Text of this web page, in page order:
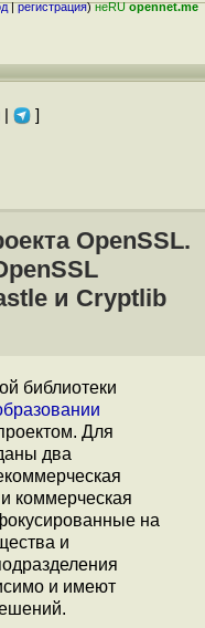
|регистрация)неRUopennet.me
| ]
OpenSSL.
и Cryptlib
библиотеки
Для
два
и коммерческая
на
и
и имеют